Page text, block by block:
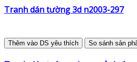
Tranh dán tường 3d n2003-297
Thêm vào DS yêu thích So sánh sản